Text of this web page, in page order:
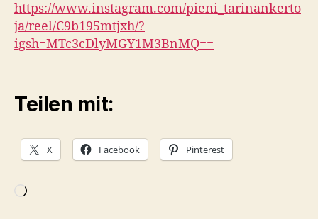
https://www.instagram.com/pieni_tarinankerto
ja/reel/C9b195mtjxh/?
igsh=MTc3cDlyMGY1M3BnMQ==
Teilen mit:
X Facebook Pinterest